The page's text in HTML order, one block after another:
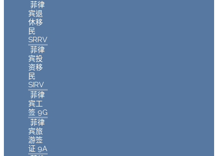
菲律
宾退
休移
民
SRRV
菲律
宾投
资移
民
SIRV
菲律
宾工
签 9G
菲律
宾旅
游签
证 9A